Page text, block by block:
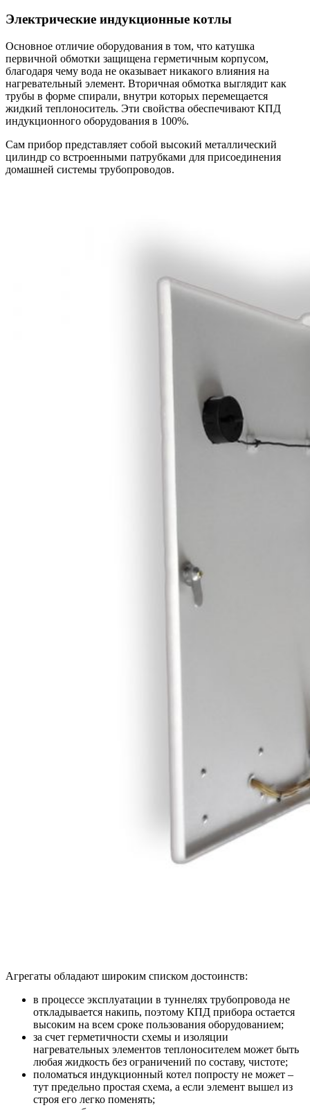
Электрические индукционные котлы
Основное отличие оборудования в том, что катушка
первичной обмотки защищена герметичным корпусом,
благодаря чему вода не оказывает никакого влияния на
нагревательный элемент. Вторичная обмотка выглядит как
трубы в форме спирали, внутри которых перемещается
жидкий теплоноситель. Эти свойства обеспечивают КПД
индукционного оборудования в 100%.
Сам прибор представляет собой высокий металлический
цилиндр со встроенными патрубками для присоединения
домашней системы трубопроводов.
Агрегаты обладают широким списком достоинств:
в процессе эксплуатации в туннелях трубопровода не
откладывается накипь, поэтому КПД прибора остается
высоким на всем сроке пользования оборудованием;
за счет герметичности схемы и изоляции
нагревательных элементов теплоносителем может быть
любая жидкость без ограничений по составу, чистоте;
поломаться индукционный котел попросту не может –
тут предельно простая схема, а если элемент вышел из
строя его легко поменять;